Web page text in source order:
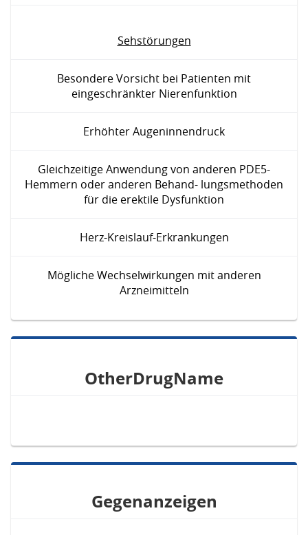
Sehstörungen
Besondere Vorsicht bei Patienten mit
eingeschränkter Nierenfunktion
Erhöhter Augeninnendruck
Gleichzeitige Anwendung von anderen PDE5-
Hemmern oder anderen Behand- lungsmethoden
für die erektile Dysfunktion
Herz-Kreislauf-Erkrankungen
Mögliche Wechselwirkungen mit anderen
Arzneimitteln
OtherDrugName
Gegenanzeigen